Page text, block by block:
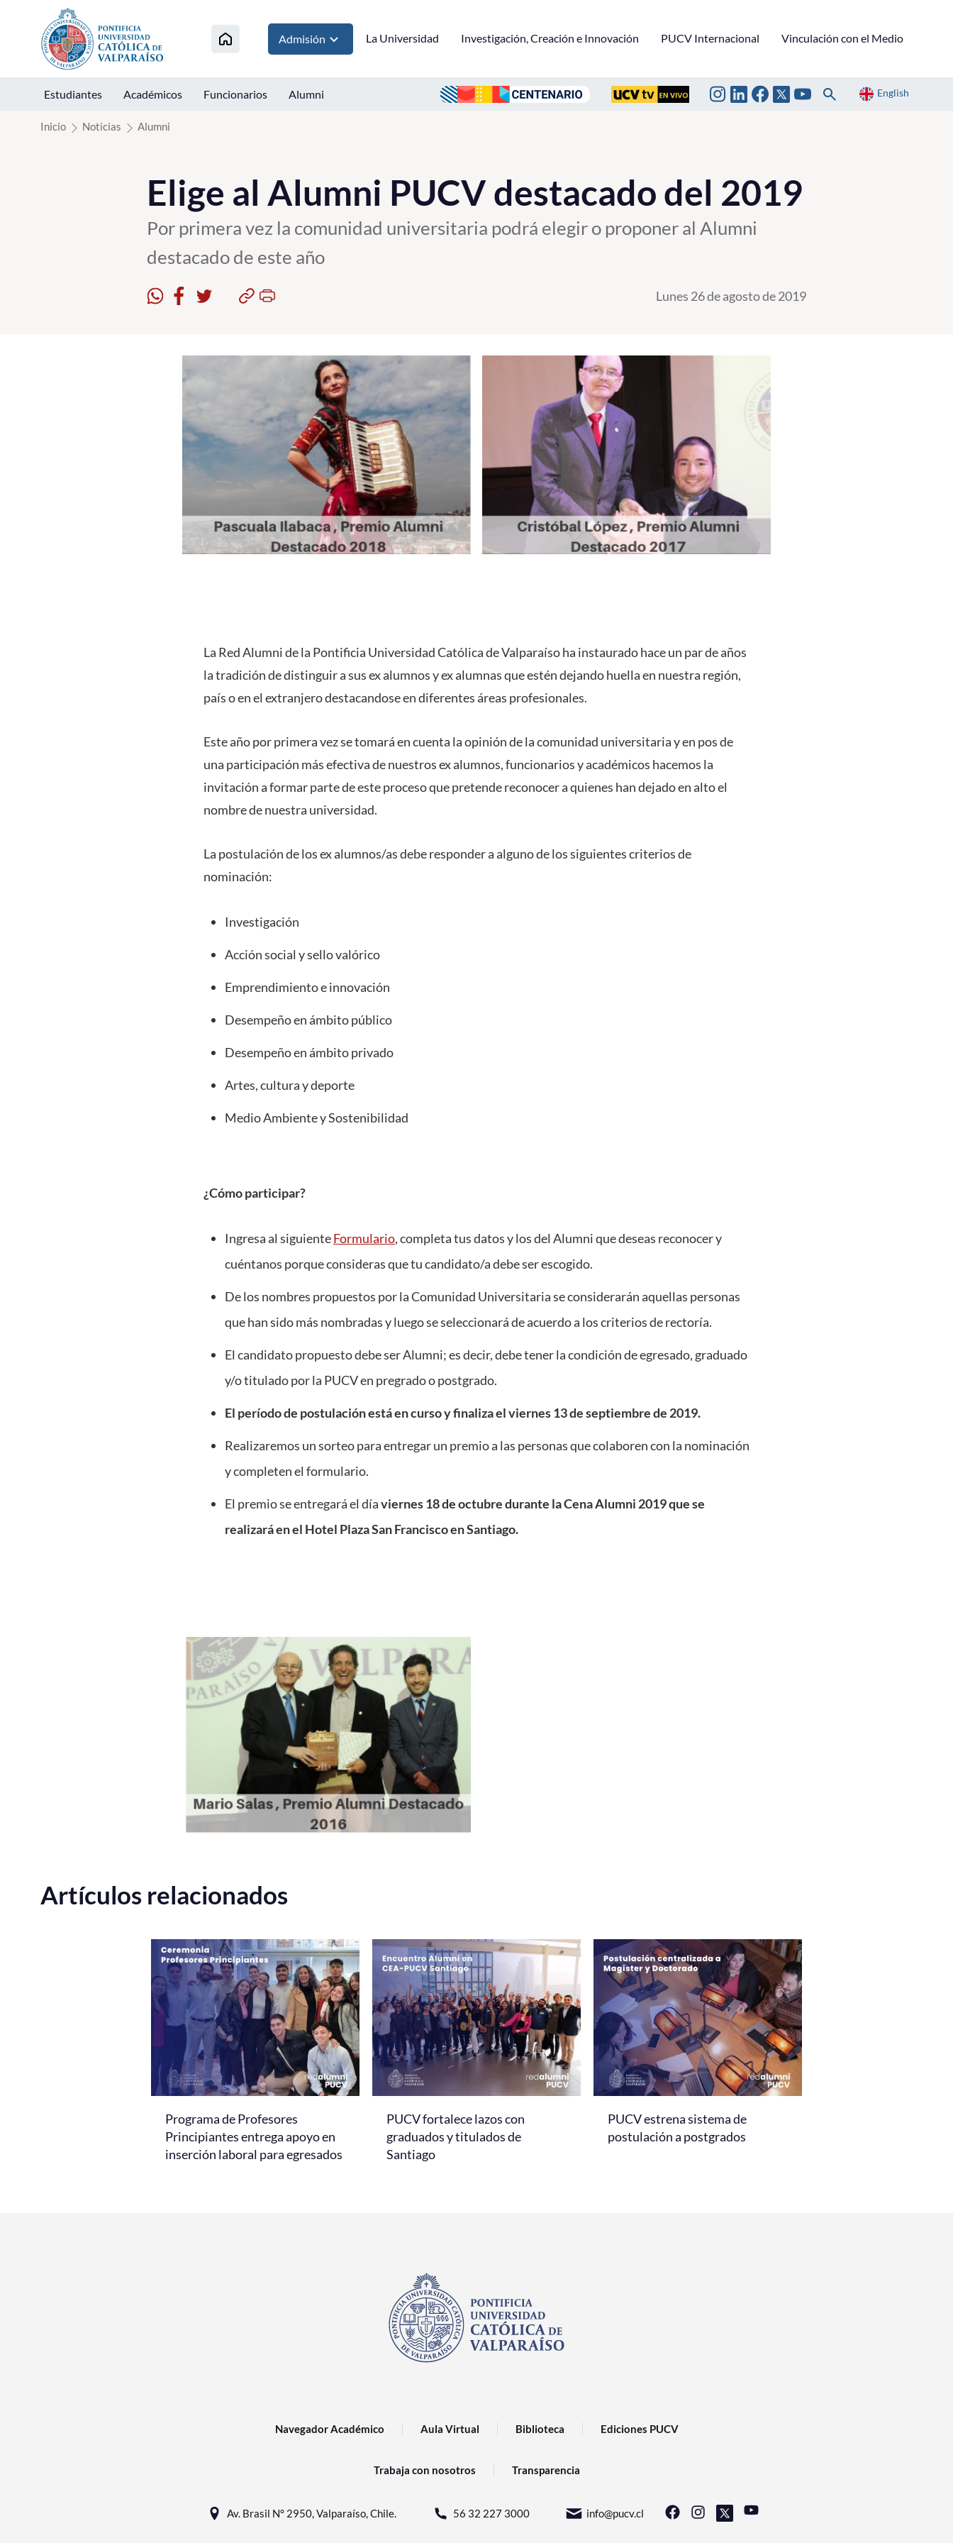
Click acá para ir directamente al contenido
Admisión La Universidad Investigación, Creación e Innovación PUCV Internacional Vinculación con el Medio
Estudiantes Académicos Funcionarios Alumni English
Inicio Noticias Alumni
Elige al Alumni PUCV destacado del 2019
Por primera vez la comunidad universitaria podrá elegir o proponer al Alumni
destacado de este año
Lunes 26 de agosto de 2019
La Red Alumni de la Pontificia Universidad Católica de Valparaíso ha instaurado hace un par de años
la tradición de distinguir a sus ex alumnos y ex alumnas que estén dejando huella en nuestra región,
país o en el extranjero destacandose en diferentes áreas profesionales.
Este año por primera vez se tomará en cuenta la opinión de la comunidad universitaria y en pos de
una participación más efectiva de nuestros ex alumnos, funcionarios y académicos hacemos la
invitación a formar parte de este proceso que pretende reconocer a quienes han dejado en alto el
nombre de nuestra universidad.
La postulación de los ex alumnos/as debe responder a alguno de los siguientes criterios de
nominación:
Investigación
Acción social y sello valórico
Emprendimiento e innovación
Desempeño en ámbito público
Desempeño en ámbito privado
Artes, cultura y deporte
Medio Ambiente y Sostenibilidad
¿Cómo participar?
Ingresa al siguienteFormulario, completa tus datos y los del Alumni que deseas reconocer y
cuéntanos porque consideras que tu candidato/a debe ser escogido.
De los nombres propuestos por la Comunidad Universitaria se considerarán aquellas personas
que han sido más nombradas y luego se seleccionará de acuerdo a los criterios de rectoría.
El candidato propuesto debe ser Alumni; es decir, debe tener la condición de egresado, graduado
y/o titulado por la PUCV en pregrado o postgrado.
El período de postulación está en curso y finaliza el viernes 13 de septiembre de 2019.
Realizaremos un sorteo para entregar un premio a las personas que colaboren con la nominación
y completen el formulario.
El premio se entregará el díaviernes 18 de octubre durante la Cena Alumni 2019 que se
realizará en el Hotel Plaza San Francisco en Santiago.
Artículos relacionados
Programa de Profesores
Principiantes entrega apoyo en
inserción laboral para egresados
PUCV fortalece lazos con
graduados y titulados de
Santiago
PUCV estrena sistema de
postulación a postgrados
Navegador Académico Aula Virtual Biblioteca Ediciones PUCV
Trabaja con nosotros Transparencia
Av. Brasil N° 2950, Valparaíso, Chile. 56 32 227 3000 info@pucv.cl